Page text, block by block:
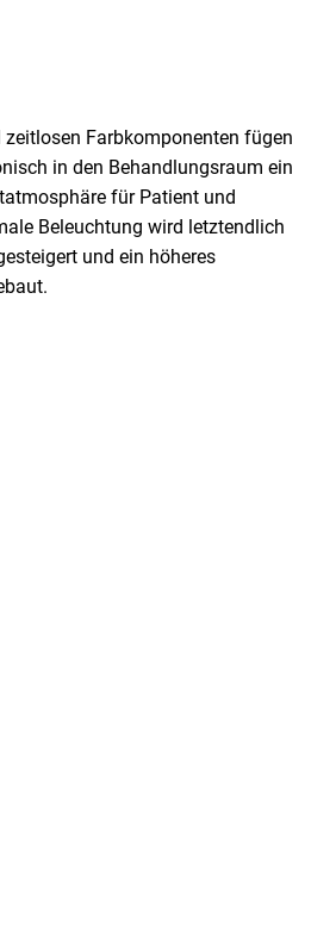
Farbkomponenten fügen
in den Behandlungsraum ein
für Patient und
Beleuchtung wird letztendlich
und ein höheres